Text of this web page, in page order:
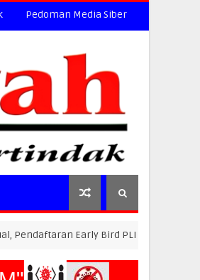
Pedoman Media Siber
Early Bird PLN Electric Run 2026 Dibuka